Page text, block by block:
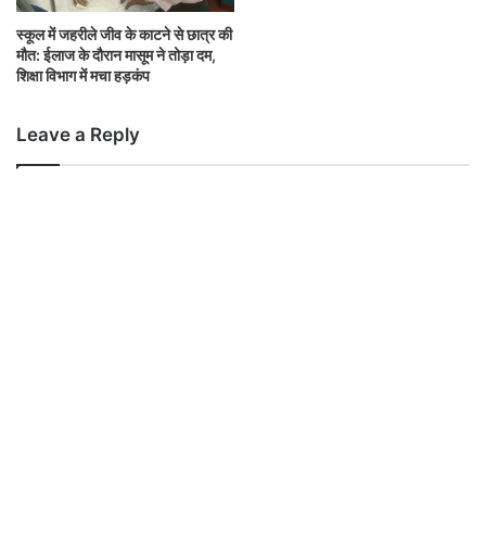
स्कूल में जहरीले जीव के काटने से छात्र की
मौत: ईलाज के दौरान मासूम ने तोड़ा दम,
शिक्षा विभाग में मचा हड़कंप
Leave a Reply